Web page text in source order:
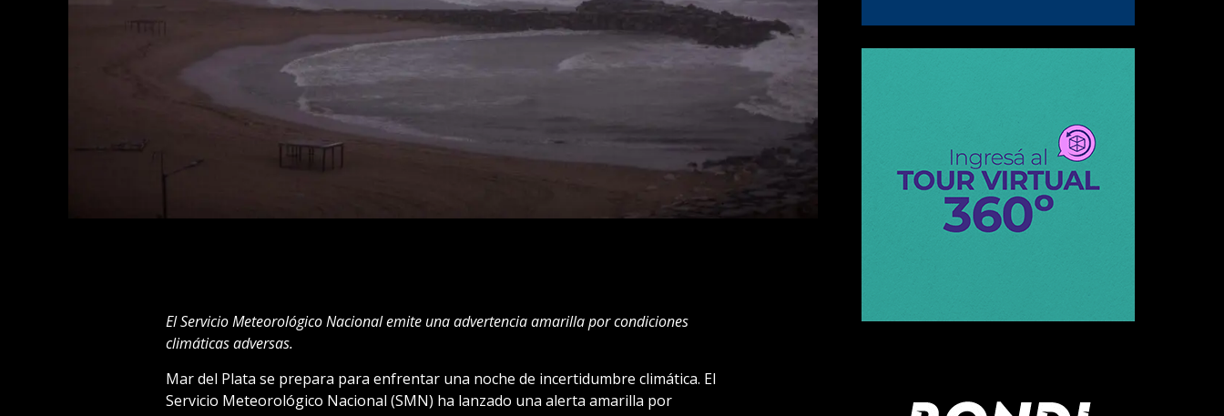
El Servicio Meteorológico Nacional emite una advertencia amarilla por condiciones
climáticas adversas.
Mar del Plata se prepara para enfrentar una noche de incertidumbre climática. El
Servicio Meteorológico Nacional (SMN) ha lanzado una alerta amarilla por